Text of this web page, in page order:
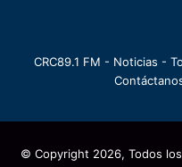
CRC89.1 FM - Noticias -
© Copyright 2026, Todos